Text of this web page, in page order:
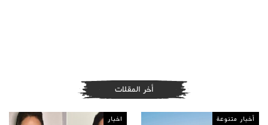
أخر المقلات
أخبار متنوعة اخبار